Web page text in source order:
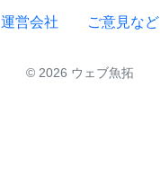
運営会社 ご意見など
© 2026 ウェブ魚拓